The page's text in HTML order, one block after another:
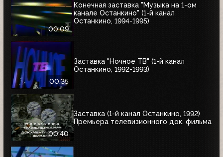
00:09
Конечная заставка "Музыка на 1-ом
канале Останкино" (1-й канал
Останкино, 1994-1995)
00:35
Заставка "Ночное ТВ" (1-й канал
Останкино, 1992-1993)
00:40
Заставка (1-й канал Останкино, 1992)
Премьера телевизионного док. фильма